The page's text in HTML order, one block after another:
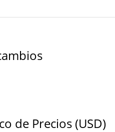
de Precios (USD)